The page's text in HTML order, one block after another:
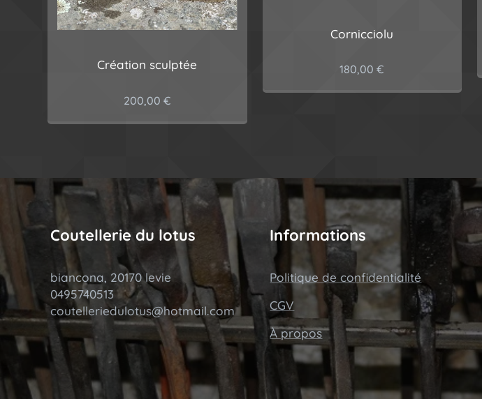
Création sculptée
200,00 €
Cornicciolu
180,00 €
Coutellerie du lotus
biancona, 20170 levie
0495740513
coutelleriedulotus@hotmail.com
Informations
Politique de confidentialité
CGV
À propos